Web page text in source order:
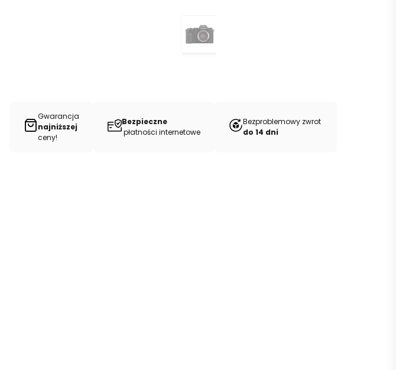
Gwarancja
najniższej
ceny!
Bezpieczne
płatności internetowe
Bezproblemowy zwrot
do 14 dni